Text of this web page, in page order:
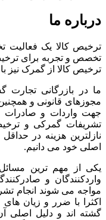
درباره ما
ترخیص کالا یک
تخصص و تجربه برای
ترخیص کالا از گمرک نیز
مجوزهای قانونی و
جهت واردات و صادرات و
تشریفات گمرکی و
نازلترین هزینه در
اصلی خود می دانیم.
یکی از مهم ترین مسائل
واردکنندگان و
مواجه می شوند انجام
اکثرا با ضرر و زیان های
گشته اند و دلیل اصلی